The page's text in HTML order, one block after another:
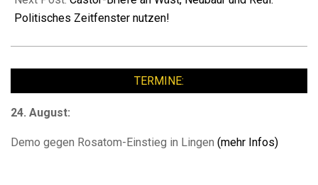
Politisches Zeitfenster nutzen!
TERMINE:
24. August:
Demo gegen Rosatom-Einstieg in Lingen (mehr Infos)